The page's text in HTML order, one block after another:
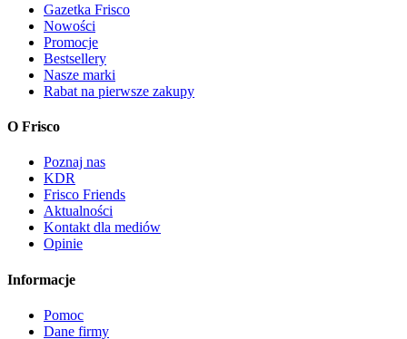
Gazetka Frisco
Nowości
Promocje
Bestsellery
Nasze marki
Rabat na pierwsze zakupy
O Frisco
Poznaj nas
KDR
Frisco Friends
Aktualności
Kontakt dla mediów
Opinie
Informacje
Pomoc
Dane firmy